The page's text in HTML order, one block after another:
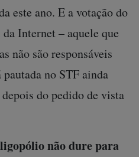
este ano. E a votação do
Internet – aquele que
não são responsáveis
no STF ainda
do pedido de vista
não dure para